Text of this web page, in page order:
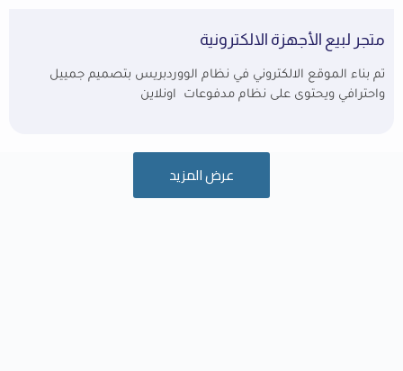
متجر لبيع الأجهزة الالكترونية
تم بناء الموقع الالكتروني في نظام الووردبريس بتصميم جمييل
واحترافي ويحتوى على نظام مدفوعات اونلاين
عرض المزيد